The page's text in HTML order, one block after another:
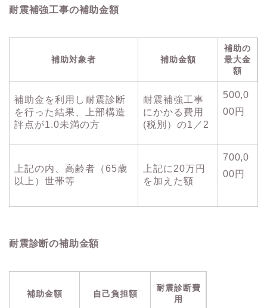
耐震補強工事の補助金額
補助対象者 補助金額
補助の
最大金
額
補助金を利用し耐震診断
を行った結果、上部構造
評点が1.0未満の方
耐震補強工事
にかかる費用
(税別）の1／2
500,0
00円
上記の内、高齢者（65歳
以上）世帯等
上記に20万円
を加えた額
700,0
00円
耐震診断の補助金額
補助金額 自己負担額
耐震診断費
用